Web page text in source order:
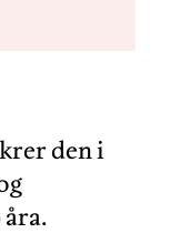
den i